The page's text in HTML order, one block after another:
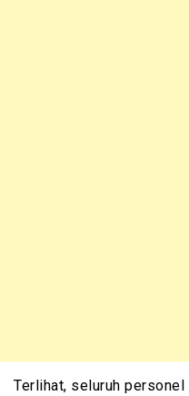
Terlihat, seluruh